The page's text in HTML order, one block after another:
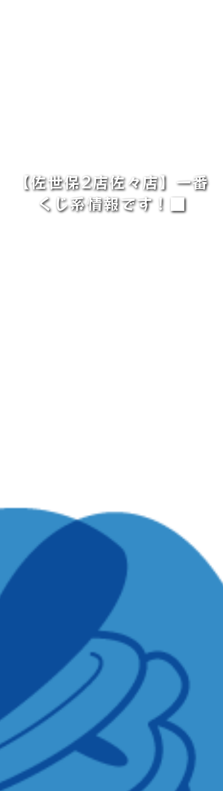
【佐世保2店佐々店】一番
くじ系情報です！■